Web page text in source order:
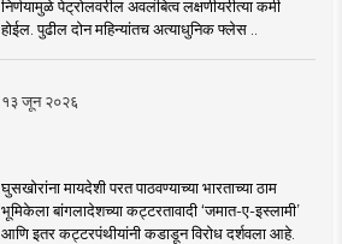
निर्णयामुळे पेट्रोलवरील अवलंबित्व लक्षणीयरीत्या कमी
होईल. पुढील दोन महिन्यांतच अत्याधुनिक फ्लेस ..
१३ जून २०२६
घुसखोरांना मायदेशी परत पाठवण्याच्या भारताच्या ठाम
भूमिकेला बांगलादेशच्या कट्टरतावादी ‘जमात-ए-इस्लामी’
आणि इतर कट्टरपंथीयांनी कडाडून विरोध दर्शवला आहे.